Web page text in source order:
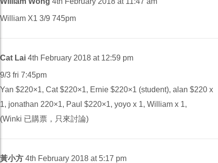
William X1 3/9 745pm
Cat Lai 4th February 2018 at 12:59 pm
9/3 fri 7:45pm
Yan $220×1, Cat $220×1, Ernie $220×1 (student), alan $220 x
1, jonathan 220×1, Paul $220×1, yoyo x 1, William x 1,
(Winki 已購票，只來討論)
黃小方 4th February 2018 at 5:17 pm